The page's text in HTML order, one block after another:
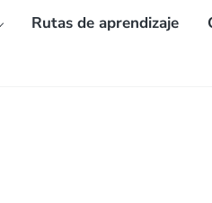
Rutas de aprendizaje